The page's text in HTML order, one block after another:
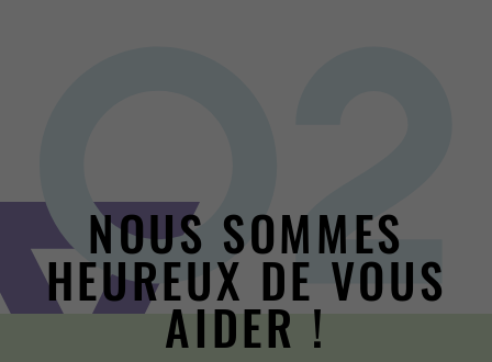
NOUS SOMMES
HEUREUX DE VOUS
AIDER !